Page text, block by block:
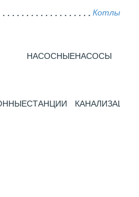
НАСОСНЫЕ
СТАНЦИИ
НАСОСЫ
Котлы